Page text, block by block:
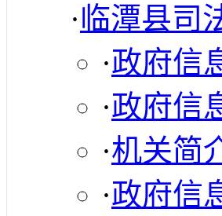
·临潭县司
·政府信
·政府信
·机关简
·政府信